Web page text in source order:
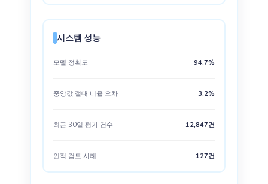
시스템 성능
모델 정확도 94.7%
중앙값 절대 비율 오차 3.2%
최근 30일 평가 건수 12,847건
인적 검토 사례 127건